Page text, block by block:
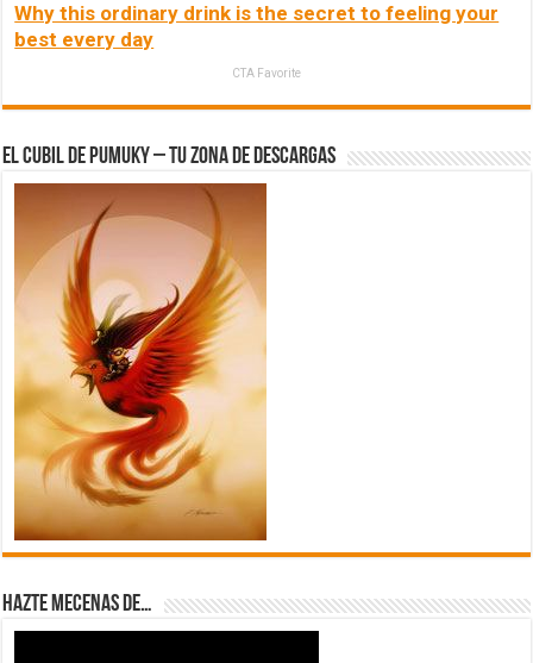
Why this ordinary drink is the secret to feeling your
best every day
CTA Favorite
El Cubil de Pumuky – Tu zona de Descargas
Hazte Mecenas de…